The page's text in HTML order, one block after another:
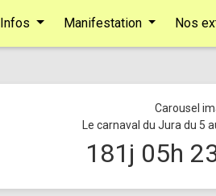
Infos Manifestation Nos
Le carnaval du Jura du 5
181 j 05h